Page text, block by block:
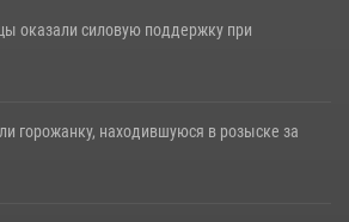
оказали силовую поддержку при
горожанку, находившуюся в розыске за